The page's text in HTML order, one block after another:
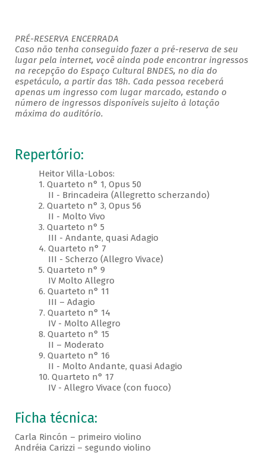
PRÉ-RESERVA ENCERRADA
Caso não tenha conseguido fazer a pré-reserva de seu
lugar pela internet, você ainda pode encontrar ingressos
na recepção do Espaço Cultural BNDES, no dia do
espetáculo, a partir das 18h. Cada pessoa receberá
apenas um ingresso com lugar marcado, estando o
número de ingressos disponíveis sujeito à lotação
máxima do auditório. ​
Repertório:
Heitor Villa-Lobos:
1. Quarteto n° 1, Opus 50
II - Brincadeira (Allegretto scherzando)
2. Quarteto n° 3, Opus 56
II - Molto Vivo
3. Quarteto n° 5
III - Andante, quasi Adagio
4. Quarteto n° 7
III - Scherzo (Allegro Vivace)
5. Quarteto n° 9
IV Molto Allegro
6. Quarteto n° 11
III – Adagio
7. Quarteto n° 14
IV - Molto Allegro
8. Quarteto n° 15
II – Moderato
9. Quarteto n° 16
II - Molto Andante, quasi Adagio
10. Quarteto n° 17
IV - Allegro Vivace (con fuoco)
Ficha técnica:
Carla Rincón – primeiro violino
Andréia Carizzi – segundo violino